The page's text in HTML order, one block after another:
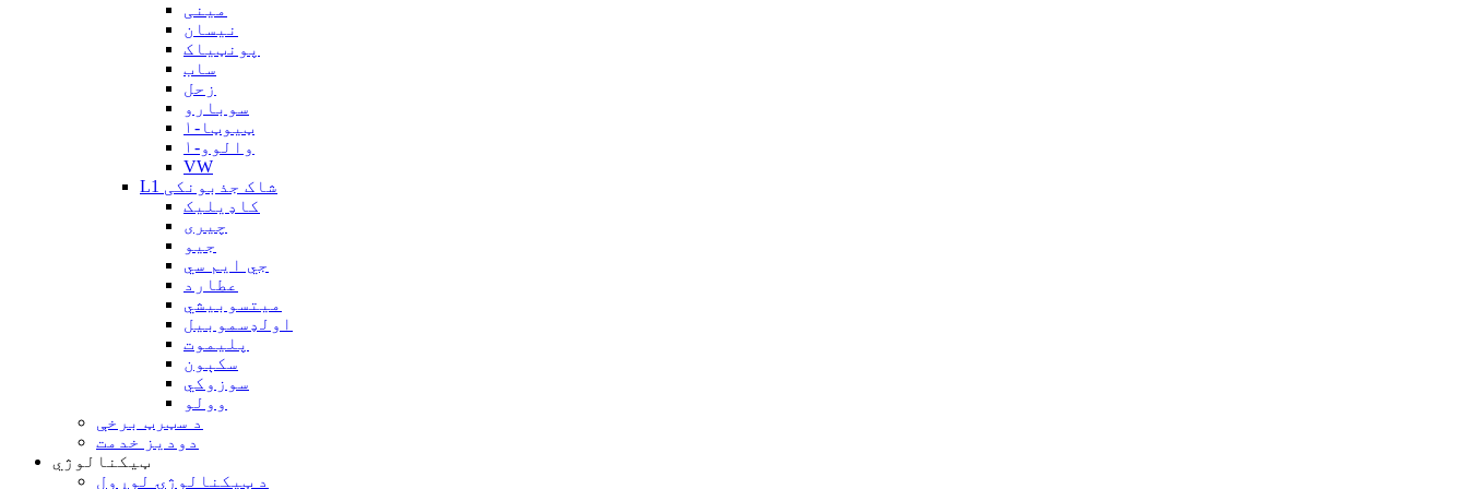
مینی
نیسان
پونټیاک
ساب
زحل
سوبارو
ټیوټا-۱
والوو-۱
VW
L1 شاک جذبونکی
کاډیلیک
چیری
جیو
جي ايم سي
عطارد
میتسوبیشي
اولډسموبیل
پلیموت
سکېون
سوزوکي
وولو
د سټرټ برخې
دودیز خدمت
ټیکنالوژي
د ټیکنالوژۍ لوړول